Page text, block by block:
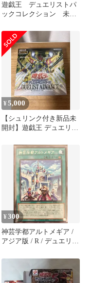
遊戯王 デュエリストパ
ックコレクション 未開
¥5,000
【シュリンク付き新品未
開封】遊戯王 デュエリス
¥300
神芸学都アルトメギア /
アジア版 / R / デュエリス
[DUELIST ADVANCE] /
DUAD-JP054 /
ID:74733322